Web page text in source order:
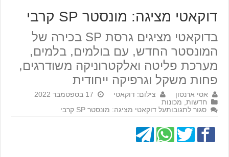
דוקאטי מציגה: מונסטר SP קרבי
בדוקאטי מציגים גרסת SP בכירה של
המונסטר החדש, עם בולמים, בלמים,
מערכת פליטה ואלקטרוניקה משודרגים,
פחות משקל וגרפיקה ייחודית
אסי ארנסון צילום: דוקאטי
17 בספטמבר 2022
חדשות מכונות
סגור לתגובותעל דוקאטי מציגה: מונסטר SP קרבי